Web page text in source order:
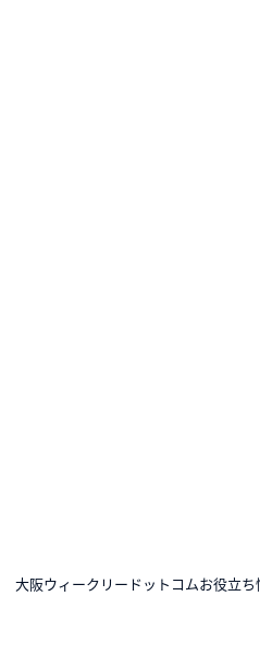
大阪ウィークリードットコムお役立ち